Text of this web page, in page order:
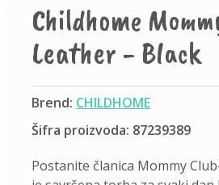
Childhome
Leather - Black
Brend: CHILDHOME
Šifra proizvoda: 87239389
Postanite članica Mommy